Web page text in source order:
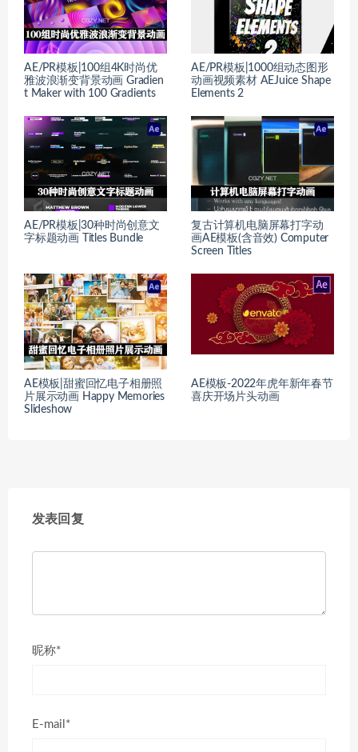
AE/PR模板|100组4K时尚优
雅波浪渐变背景动画 Gradien
t Maker with 100 Gradients
AE/PR模板|1000组动态图形
动画视频素材 AEJuice Shape
Elements 2
AE/PR模板|30种时尚创意文
字标题动画 Titles Bundle
复古计算机电脑屏幕打字动
画AE模板(含音效) Computer
Screen Titles
AE模板|甜蜜回忆电子相册照
片展示动画 Happy Memories
Slideshow
AE模板-2022年虎年新年春节
喜庆开场片头动画
发表回复
昵称*
E-mail*